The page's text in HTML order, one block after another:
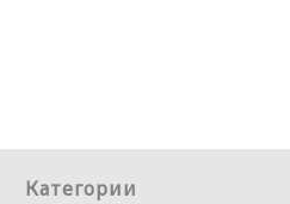
Категории